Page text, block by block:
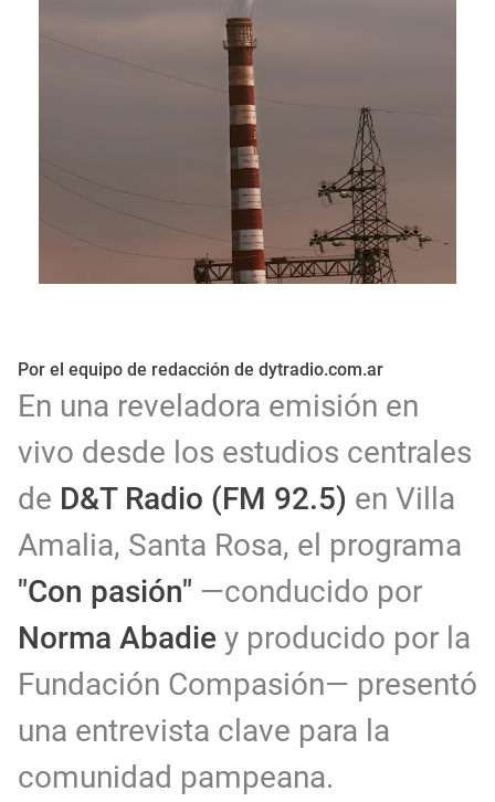
Por el equipo de redacción de dytradio.com.ar
En una reveladora emisión en
vivo desde los estudios centrales
de D&T Radio (FM 92.5) en Villa
Amalia, Santa Rosa, el programa
"Con pasión" —conducido por
Norma Abadie y producido por la
Fundación Compasión— presentó
una entrevista clave para la
comunidad pampeana.